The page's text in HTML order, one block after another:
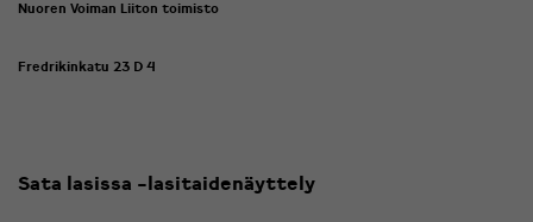
Nuoren Voiman Liiton toimisto
Fredrikinkatu 23 D 4
Sata lasissa -lasitaidenäyttely